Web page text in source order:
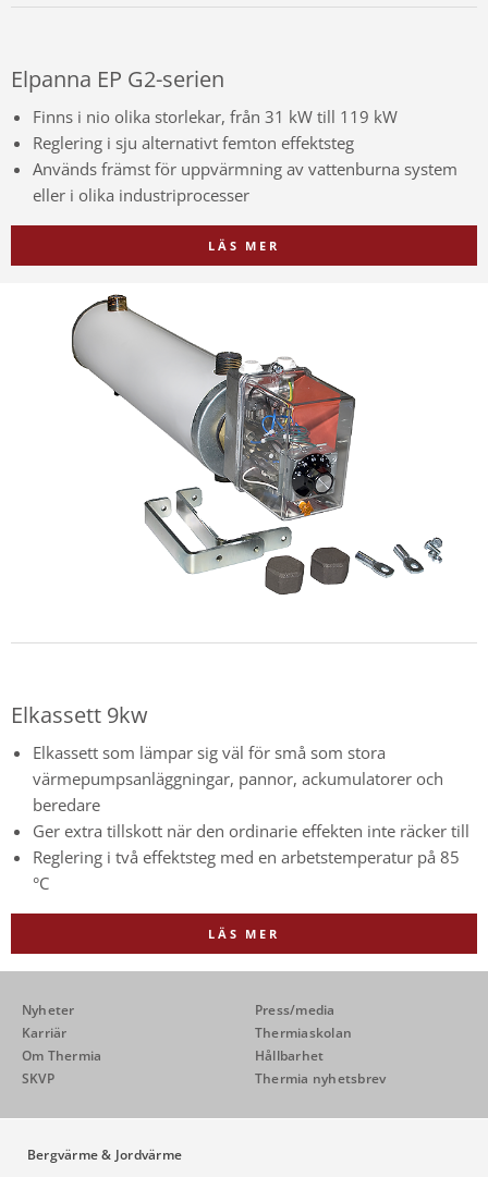
Elpanna EP G2-serien
Finns i nio olika storlekar, från 31 kW till 119 kW
Reglering i sju alternativt femton effektsteg
Används främst för uppvärmning av vattenburna system
eller i olika industriprocesser
LÄS MER
Elkassett 9kw
Elkassett som lämpar sig väl för små som stora
värmepumpsanläggningar, pannor, ackumulatorer och
beredare
Ger extra tillskott när den ordinarie effekten inte räcker till
Reglering i två effektsteg med en arbetstemperatur på 85
°C
LÄS MER
Nyheter
Press/media
Karriär
Thermiaskolan
Om Thermia
Hållbarhet
SKVP
Thermia nyhetsbrev
Bergvärme & Jordvärme